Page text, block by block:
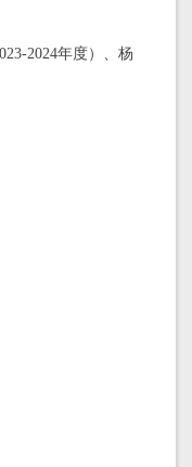
2024年度）、杨